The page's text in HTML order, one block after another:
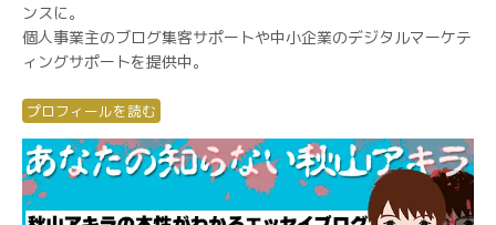
ンスに。
個人事業主のブログ集客サポートや中小企業のデジタルマーケテ
ィングサポートを提供中。
プロフィールを読む